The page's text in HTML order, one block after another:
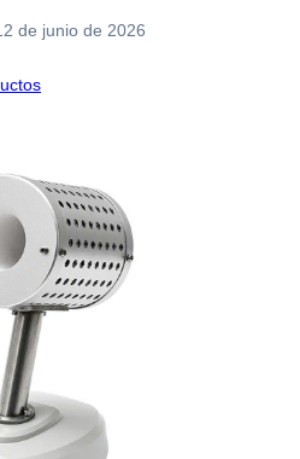
de junio de 2026